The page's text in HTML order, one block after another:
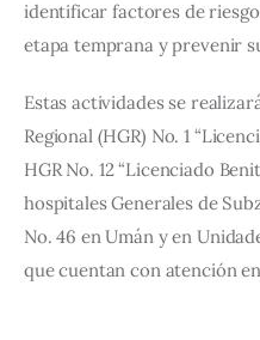
identificar factores de
etapa temprana y prevenir
Estas actividades se
Regional (HGR) No. 1
HGR No. 12 “Licenciado
hospitales Generales de
No. 46 en Umán y en
que cuentan con atención